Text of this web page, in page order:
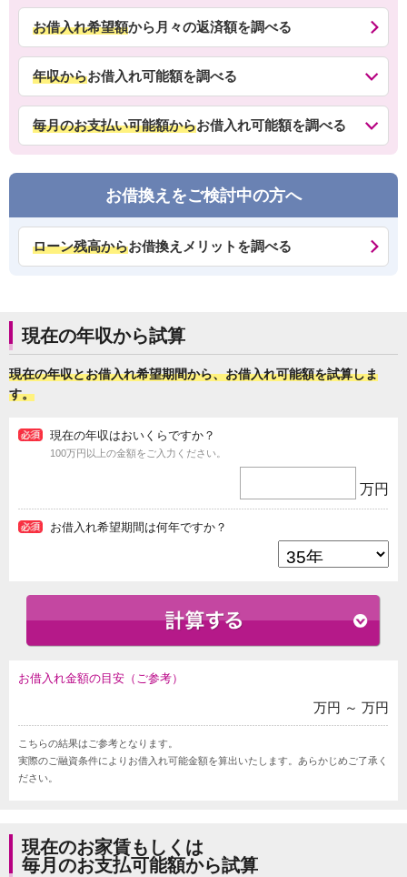
お借入れ希望額から月々の返済額を調べる
年収からお借入れ可能額を調べる
毎月のお支払い可能額からお借入れ可能額を調べる
お借換えをご検討中の方へ
ローン残高からお借換えメリットを調べる
現在の年収から試算
現在の年収とお借入れ希望期間から、お借入れ可能額を試算しま
す。
現在の年収はおいくらですか？
100万円以上の金額をご入力ください。
万円
お借入れ希望期間は何年ですか？
お借入れ金額の目安（ご参考）
万円 ～ 万円
こちらの結果はご参考となります。
実際のご融資条件によりお借入れ可能金額を算出いたします。あらかじめご了承く
ださい。
現在のお家賃もしくは
毎月のお支払可能額から試算